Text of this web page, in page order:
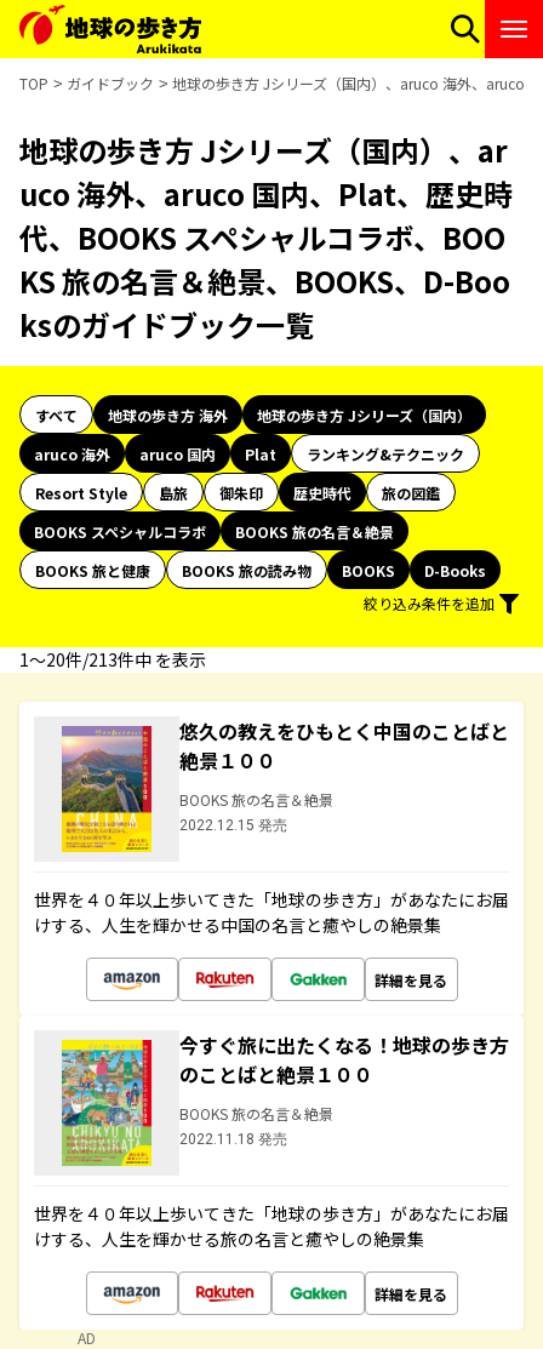
TOP ガイドブック 地球の歩き方 Jシリーズ（国内）、aruco 海外、aruco
地球の歩き方 Jシリーズ（国内）、ar
uco 海外、aruco 国内、Plat、歴史時
代、BOOKS スペシャルコラボ、BOO
KS 旅の名言＆絶景、BOOKS、D-Boo
ksのガイドブック一覧
すべて 地球の歩き方 海外
地球の歩き方 Jシリーズ（国内）
aruco 海外
aruco 国内 Plat
ランキング&テクニック
Resort Style
島旅 御朱印 歴史時代
旅の図鑑
BOOKS スペシャルコラボ
BOOKS 旅の名言＆絶景
BOOKS 旅と健康
BOOKS 旅の読み物 BOOKS
D-Books
絞り込み条件を追加
1〜20件/213件中 を表示
悠久の教えをひもとく中国のことばと
絶景１００
BOOKS 旅の名言＆絶景
2022.12.15 発売
世界を４０年以上歩いてきた「地球の歩き方」があなたにお届
けする、人生を輝かせる中国の名言と癒やしの絶景集
詳細を見る
今すぐ旅に出たくなる！地球の歩き方
のことばと絶景１００
BOOKS 旅の名言＆絶景
2022.11.18 発売
世界を４０年以上歩いてきた「地球の歩き方」があなたにお届
けする、人生を輝かせる旅の名言と癒やしの絶景集
詳細を見る
AD